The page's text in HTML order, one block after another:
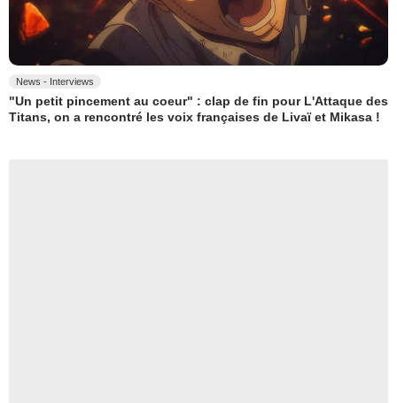
News - Interviews
"Un petit pincement au coeur" : clap de fin pour L'Attaque des
Titans, on a rencontré les voix françaises de Livaï et Mikasa !